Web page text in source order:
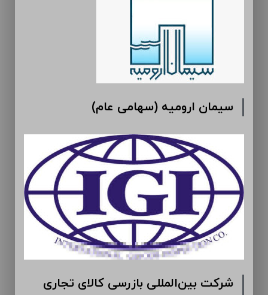
سیمان ارومیه (سهامی عام)
شرکت بین‌المللی بازرسی کالای تجاری